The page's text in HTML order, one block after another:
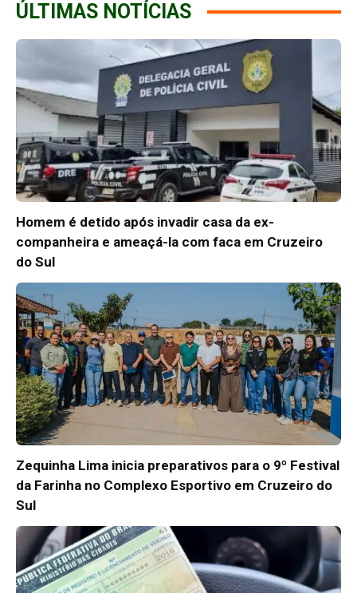
ÚLTIMAS NOTÍCIAS
Homem é detido após invadir casa da ex-
companheira e ameaçá-la com faca em Cruzeiro
do Sul
Zequinha Lima inicia preparativos para o 9º Festival
da Farinha no Complexo Esportivo em Cruzeiro do
Sul